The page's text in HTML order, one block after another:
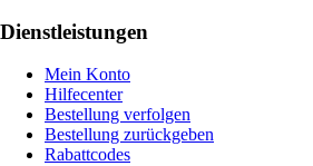
Dienstleistungen
Mein Konto
Hilfecenter
Bestellung verfolgen
Bestellung zurückgeben
Rabattcodes